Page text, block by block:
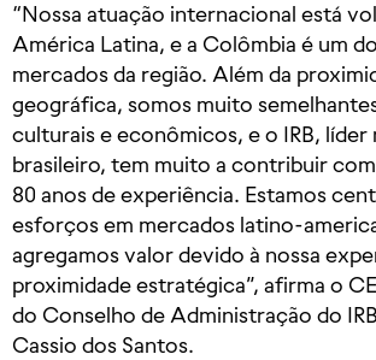
“Nossa atuação internacional está
América Latina, e a Colômbia é um
mercados da região. Além da
geográfica, somos muito
culturais e econômicos, e o IRB, líder
brasileiro, tem muito a contribuir com
80 anos de experiência. Estamos
esforços em mercados latino-
agregamos valor devido à nossa
proximidade estratégica”, afirma o
do Conselho de Administração do
Cassio dos Santos.